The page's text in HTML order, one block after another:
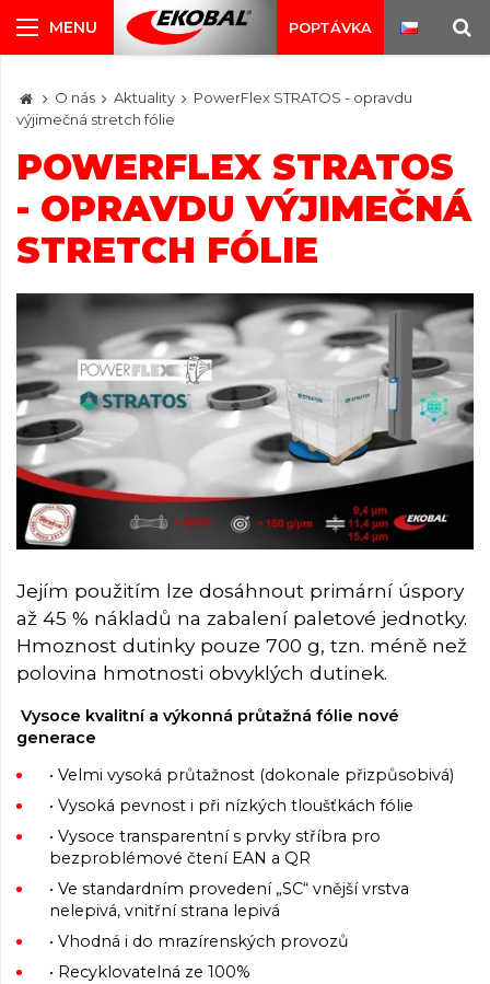
POPTÁVKA
O nás Aktuality
PowerFlex STRATOS - opravdu
výjimečná stretch fólie
POWERFLEX STRATOS
- OPRAVDU VÝJIMEČNÁ
STRETCH FÓLIE
Jejím použitím lze dosáhnout primární úspory
až 45 % nákladů na zabalení paletové jednotky.
Hmoznost dutinky pouze 700 g, tzn. méně než
polovina hmotnosti obvyklých dutinek.
Vysoce kvalitní a výkonná průtažná fólie nové
generace
• Velmi vysoká průtažnost (dokonale přizpůsobivá)
• Vysoká pevnost i při nízkých tloušťkách fólie
• Vysoce transparentní s prvky stříbra pro
bezproblémové čtení EAN a QR
• Ve standardním provedení „SC“ vnější vrstva
nelepivá, vnitřní strana lepivá
• Vhodná i do mrazírenských provozů
• Recyklovatelná ze 100%